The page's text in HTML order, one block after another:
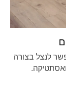
לנצל בצורה